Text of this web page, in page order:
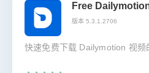
Free
版本 5.3.1.2706
快速免费下载 Dailymotion 视频